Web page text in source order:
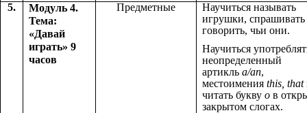
5.
Модуль 4.
Тема:
«Давай
играть» 9
часов
Предметные
Научиться называть
игрушки,
говорить, чьи они.
Научиться
неопределенный
артикль a/an,
местоимения this, that
читать букву о в
закрытом слогах.